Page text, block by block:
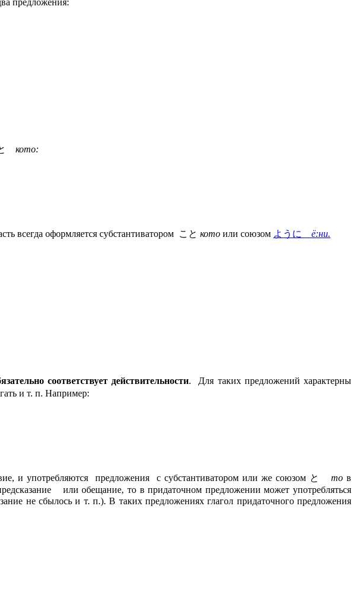
предложения:
кото:
всегда оформляется субстантиватором こと кото или союзом ように ё:ни.
соответствует действительности. Для таких предложений характерны
и т. п. Например:
и употребляются предложения с субстантиватором или же союзом と то в
или обещание, то в придаточном предложении может употребляться
не сбылось и т. п.). В таких предложениях глагол придаточного предложения